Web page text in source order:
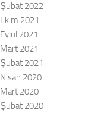
Şubat 2022
Ekim 2021
Eylül 2021
Mart 2021
Şubat 2021
Nisan 2020
Mart 2020
Şubat 2020